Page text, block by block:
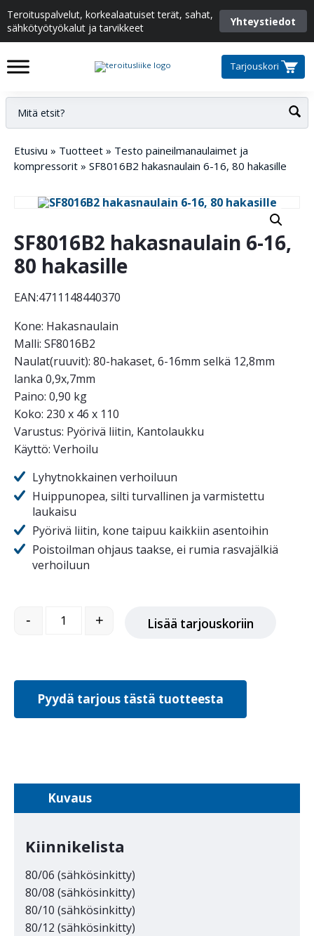
Teroituspalvelut, korkealaatuiset terät, sahat,
sähkötyötyökalut ja tarvikkeet
Yhteystiedot
Tarjouskori
Etusivu » Tuotteet » Testo paineilmanaulaimet ja
kompressorit » SF8016B2 hakasnaulain 6-16, 80 hakasille
SF8016B2 hakasnaulain 6-16,
80 hakasille
EAN:4711148440370
Kone: Hakasnaulain
Malli: SF8016B2
Naulat(ruuvit): 80-hakaset, 6-16mm selkä 12,8mm
lanka 0,9x,7mm
Paino: 0,90 kg
Koko: 230 x 46 x 110
Varustus: Pyörivä liitin, Kantolaukku
Käyttö: Verhoilu
Lyhytnokkainen verhoiluun
Huippunopea, silti turvallinen ja varmistettu
laukaisu
Pyörivä liitin, kone taipuu kaikkiin asentoihin
Poistoilman ohjaus taakse, ei rumia rasvajälkiä
verhoiluun
SF8016B2 hakasnaulain 6-16, 80 hakasille määrä
- + Lisää tarjouskoriin
Pyydä tarjous tästä tuotteesta
Kuvaus
Kiinnikelista
80/06 (sähkösinkitty)
80/08 (sähkösinkitty)
80/10 (sähkösinkitty)
80/12 (sähkösinkitty)